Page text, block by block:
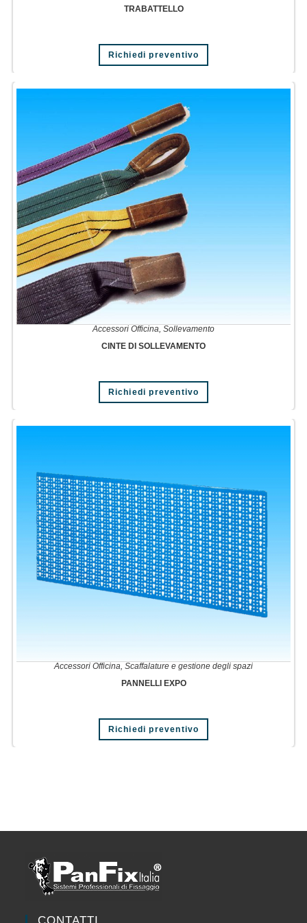
TRABATTELLO
Richiedi preventivo
Accessori Officina, Sollevamento
CINTE DI SOLLEVAMENTO
Richiedi preventivo
Accessori Officina, Scaffalature e gestione degli spazi
PANNELLI EXPO
Richiedi preventivo